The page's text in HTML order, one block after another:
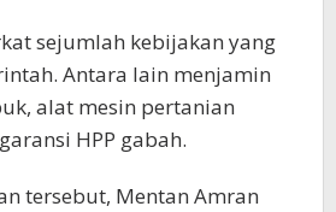
sejumlah kebijakan yang
Antara lain menjamin
alat mesin pertanian
HPP gabah.
tersebut, Mentan Amran